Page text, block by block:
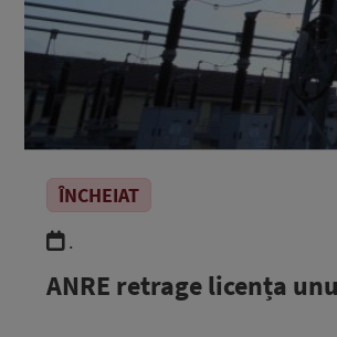
ÎNCHEIAT
.
ANRE retrage licența